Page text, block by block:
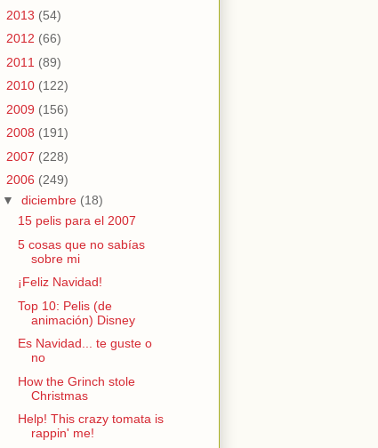
2013 (54)
2012 (66)
2011 (89)
2010 (122)
2009 (156)
2008 (191)
2007 (228)
2006 (249)
▼ diciembre (18)
15 pelis para el 2007
5 cosas que no sabías
sobre mi
¡Feliz Navidad!
Top 10: Pelis (de
animación) Disney
Es Navidad... te guste o
no
How the Grinch stole
Christmas
Help! This crazy tomata is
rappin' me!